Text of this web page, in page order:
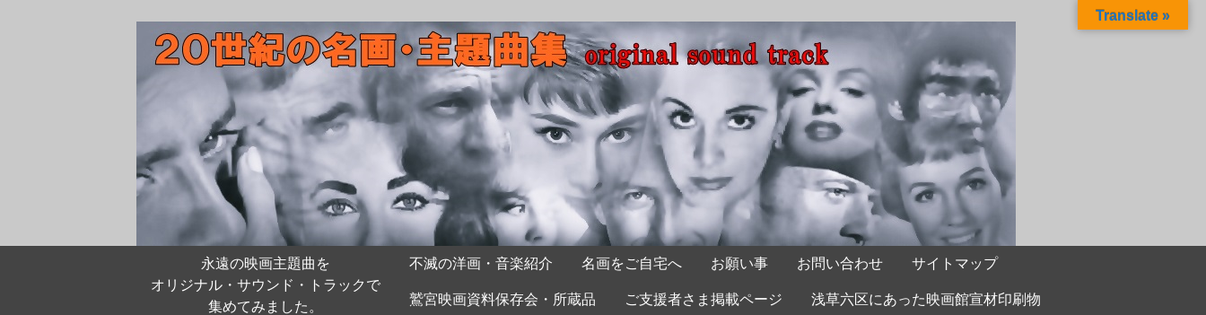
永遠の映画主題曲を
オリジナル・サウンド・トラックで
集めてみました。
不滅の洋画・音楽紹介 名画をご自宅へ お願い事 お問い合わせ サイトマップ
鷲宮映画資料保存会・所蔵品 ご支援者さま掲載ページ 浅草六区にあった映画館宣材印刷物
Translate »